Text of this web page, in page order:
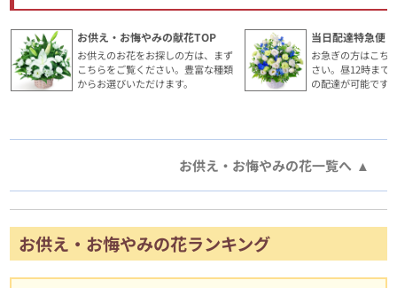
お供え・お悔やみの献花TOP
お供えのお花をお探しの方は、まず
こちらをご覧ください。豊富な種類
からお選びいただけます。
当日配達特急便
お急ぎの方はこち
さい。昼12時まで
の配達が可能です
お供え・お悔やみの花一覧へ
お供え・お悔やみの花ランキング